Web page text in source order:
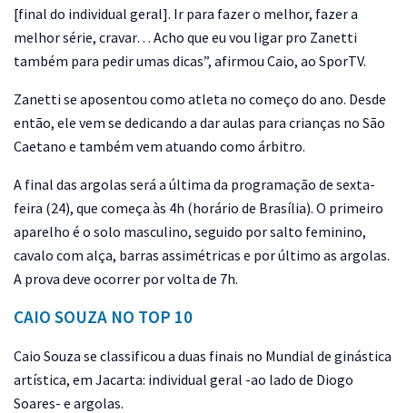
[final do individual geral]. Ir para fazer o melhor, fazer a
melhor série, cravar… Acho que eu vou ligar pro Zanetti
também para pedir umas dicas”, afirmou Caio, ao SporTV.
Zanetti se aposentou como atleta no começo do ano. Desde
então, ele vem se dedicando a dar aulas para crianças no São
Caetano e também vem atuando como árbitro.
A final das argolas será a última da programação de sexta-
feira (24), que começa às 4h (horário de Brasília). O primeiro
aparelho é o solo masculino, seguido por salto feminino,
cavalo com alça, barras assimétricas e por último as argolas.
A prova deve ocorrer por volta de 7h.
CAIO SOUZA NO TOP 10
Caio Souza se classificou a duas finais no Mundial de ginástica
artística, em Jacarta: individual geral -ao lado de Diogo
Soares- e argolas.